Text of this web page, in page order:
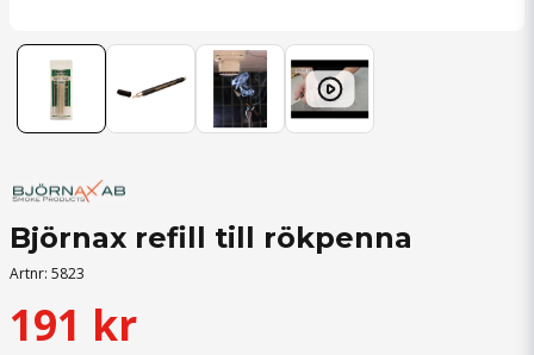
Björnax refill till rökpenna
Artnr: 5823
191 kr